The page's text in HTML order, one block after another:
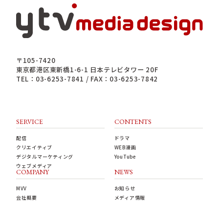
〒105-7420
東京都港区東新橋1-6-1 日本テレビタワー 20F
TEL：03-6253-7841 / FAX：03-6253-7842
SERVICE
配信
クリエイティブ
デジタルマーケティング
ウェブメディア
CONTENTS
ドラマ
WEB漫画
YouTube
COMPANY
MVV
会社概要
NEWS
お知らせ
メディア情報